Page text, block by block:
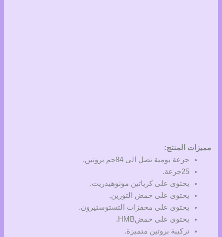
مميزات المنتج:
جرعة يومية تصل الى 84جم بروتين.
25جرعة.
يحتوى على كرياتين مونوهيدريت.
يحتوى على حمض التورين.
يحتوى على محفزات التستوستيرون.
يحتوى على حمضHMB.
تركيبة بروتين متميزة.